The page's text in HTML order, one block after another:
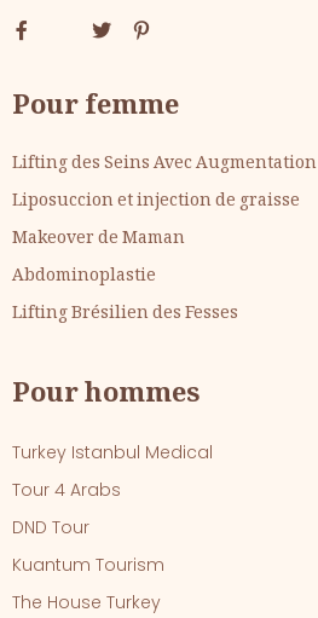
Pour femme
Lifting des Seins Avec Augmentation
Liposuccion et injection de graisse
Makeover de Maman
Abdominoplastie
Lifting Brésilien des Fesses
Pour hommes
Turkey Istanbul Medical
Tour 4 Arabs
DND Tour
Kuantum Tourism
The House Turkey